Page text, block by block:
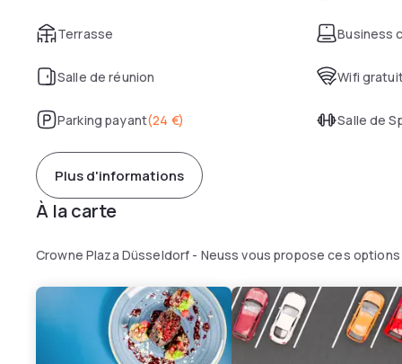
Terrasse Business
Salle de réunion Wifi
Parking payant(24 €) Salle de
Plus d'informations
À la carte
Crowne Plaza Düsseldorf - Neuss vous propose ces